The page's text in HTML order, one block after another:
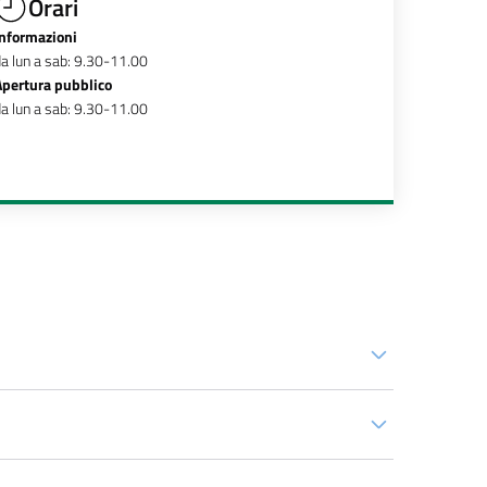
Orari
lun a sab: 9.30-11.00
pubblico
lun a sab: 9.30-11.00